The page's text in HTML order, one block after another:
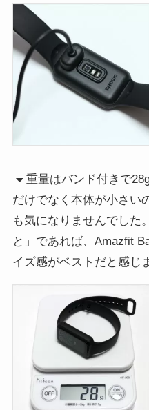
重量はバンド付きで
だけでなく本体が小さい
も気になりませんでした
と」であれば、Amazfit
イズ感がベストだと感じ